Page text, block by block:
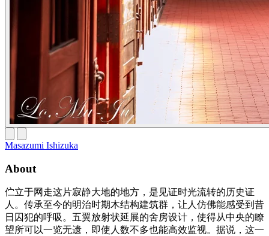
Masazumi Ishizuka
About
伫立于网走这片寂静大地的地方，是见证时光流转的历史证
人。传承至今的明治时期木结构建筑群，让人仿佛能感受到昔
日囚犯的呼吸。五翼放射状延展的舍房设计，使得从中央的瞭
望所可以一览无遗，即使人数不多也能高效监视。据说，这一